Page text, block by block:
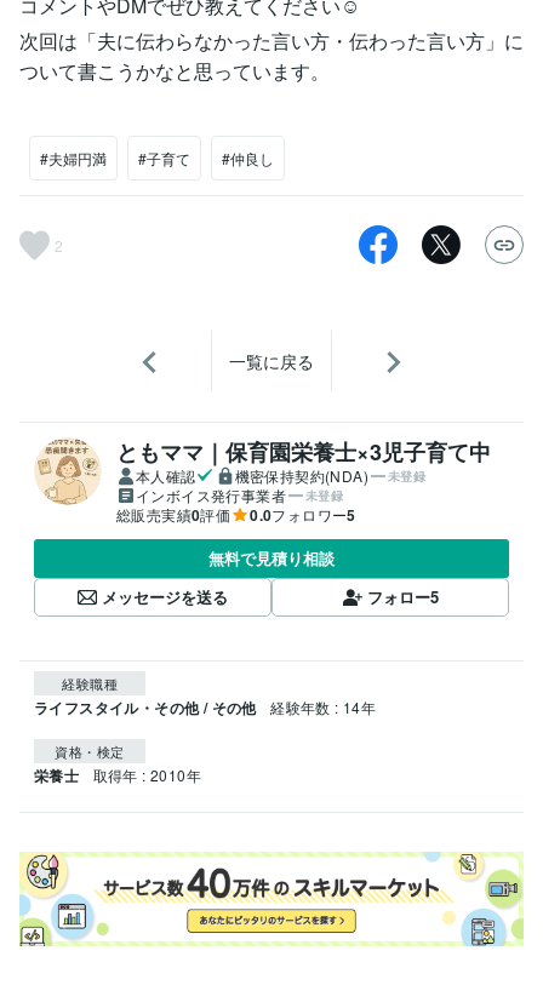
次回は「夫に伝わらなかった言い方・伝わった言い方」に
ついて書こうかなと思っています。
#夫婦円満 #子育て #仲良し
2
一覧に戻る
ともママ｜保育園栄養士×3児子育て中
本人確認 機密保持契約(NDA) 未登録
インボイス発行事業者 未登録
総販売実績0評価 0.0フォロワー5
無料で見積り相談
メッセージを送る
フォロー5
経験職種
ライフスタイル・その他 / その他 経験年数 : 14年
資格・検定
栄養士 取得年 : 2010年